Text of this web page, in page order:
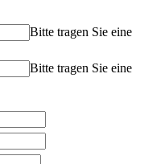
Bitte tragen Sie eine
Bitte tragen Sie eine